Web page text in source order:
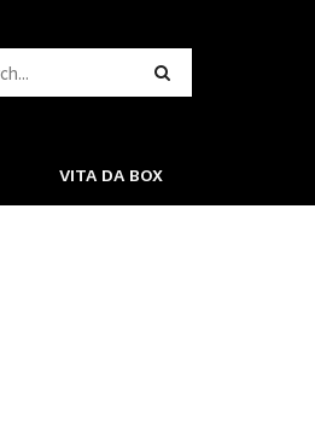
VITA DA BOX